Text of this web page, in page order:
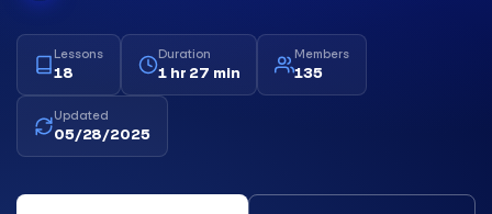
Lessons
18
Duration
1 hr 27 min
Members
135
Updated
05/28/2025